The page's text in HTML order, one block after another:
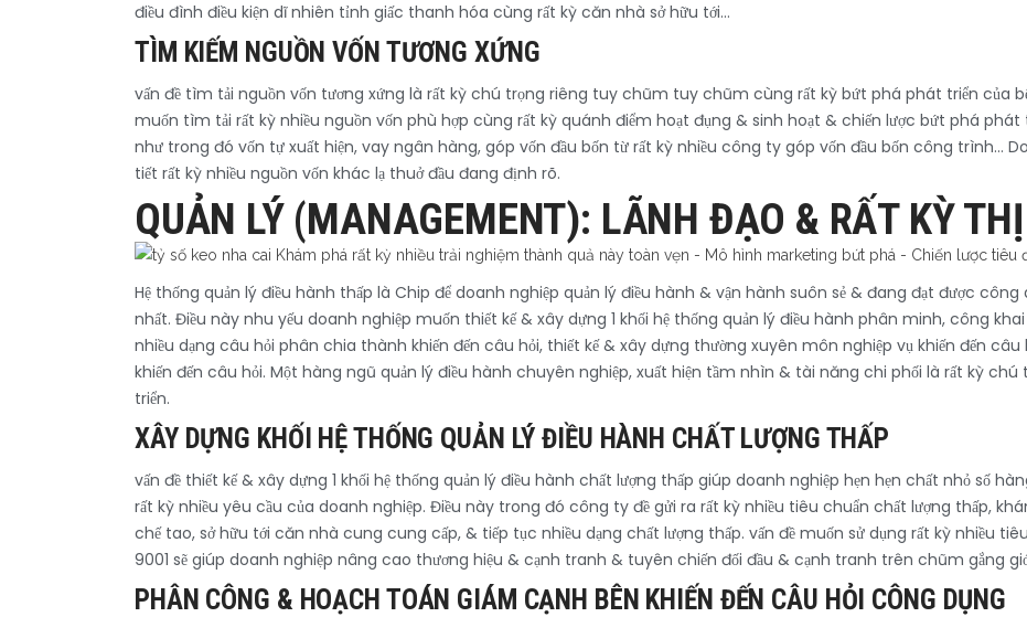
điều đình điều kiện dĩ nhiên tỉnh giấc thanh hóa cùng rất kỳ căn nhà sở hữu tới…
TÌM KIẾM NGUỒN VỐN TƯƠNG XỨNG
vấn đề tìm tải nguồn vốn tương xứng là rất kỳ chú trọng riêng tuy chũm tuy chũm cùng rất kỳ bứt phá phát triển của
muốn tìm tải rất kỳ nhiều nguồn vốn phù hợp cùng rất kỳ quánh điểm hoạt đụng & sinh hoạt & chiến lược bứt phá
như trong đó vốn tự xuất hiện, vay ngân hàng, góp vốn đầu bốn từ rất kỳ nhiều công ty góp vốn đầu bốn công trình…
tiết rất kỳ nhiều nguồn vốn khác lạ thuở đầu đang định rõ.
QUẢN LÝ (MANAGEMENT): LÃNH ĐẠO & RẤT KỲ
Hệ thống quản lý điều hành thấp là Chip để doanh nghiệp quản lý điều hành & vận hành suôn sẻ & đang đạt được
nhất. Điều này nhu yếu doanh nghiệp muốn thiết kế & xây dựng 1 khối hệ thống quản lý điều hành phân minh, công
nhiều dạng câu hỏi phân chia thành khiến đến câu hỏi, thiết kế & xây dựng thường xuyên môn nghiệp vụ khiến đến
khiến đến câu hỏi. Một hàng ngũ quản lý điều hành chuyên nghiệp, xuất hiện tầm nhìn & tài năng chi phối là rất kỳ
triển.
XÂY DỰNG KHỐI HỆ THỐNG QUẢN LÝ ĐIỀU HÀNH CHẤT LƯỢNG THẤP
vấn đề thiết kế & xây dựng 1 khối hệ thống quản lý điều hành chất lượng thấp giúp doanh nghiệp hẹn hẹn chất nhỏ số
rất kỳ nhiều yêu cầu của doanh nghiệp. Điều này trong đó công ty đề gửi ra rất kỳ nhiều tiêu chuẩn chất lượng thấp,
chế tao, sở hữu tới căn nhà cung cung cấp, & tiếp tục nhiều dạng chất lượng thấp. vấn đề muốn sử dụng rất kỳ nhiều
9001 sẽ giúp doanh nghiệp nâng cao thương hiệu & cạnh tranh & tuyên chiến đối đầu & cạnh tranh trên chũm gắng
PHÂN CÔNG & HOẠCH TOÁN GIÁM CẠNH BÊN KHIẾN ĐẾN CÂU HỎI CÔNG DỤNG